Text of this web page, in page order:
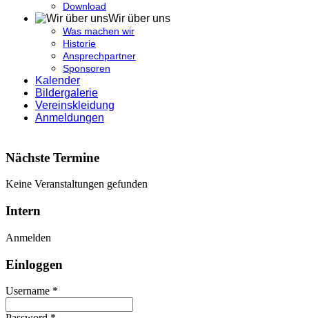
Download
Wir über uns
Was machen wir
Historie
Ansprechpartner
Sponsoren
Kalender
Bildergalerie
Vereinskleidung
Anmeldungen
Nächste Termine
Keine Veranstaltungen gefunden
Intern
Anmelden
Einloggen
Username *